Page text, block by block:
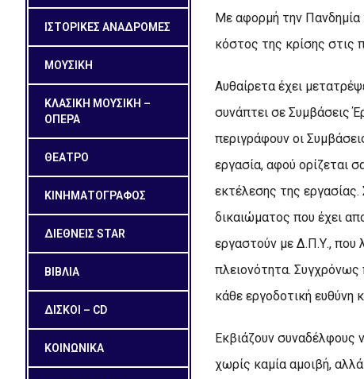
ΙΣΤΟΡΙΚΕΣ ΑΝΑΔΡΟΜΕΣ
ΜΟΥΣΙΚΗ
ΚΛΑΣΙΚΗ ΜΟΥΣΙΚΗ –
ΟΠΕΡΑ
ΘΕΑΤΡΟ
ΚΙΝΗΜΑΤΟΓΡΑΦΟΣ
ΔΙΕΘΝΕΙΣ STAR
ΒΙΒΛΙΑ
ΔΙΣΚΟΙ – CD
ΚΟΙΝΩΝΙΚΑ
Με αφορμή την Πανδημία
κόστος της κρίσης
Αυθαίρετα έχει
συνάπτει σε Συμβάσεις
περιγράφουν οι
εργασία, αφού ορίζεται
εκτέλεσης της
δικαιώματος που έχει
εργαστούν με Δ.Π.Υ., που
πλειονότητα.
κάθε εργοδοτική ευθύνη
Εκβιάζουν συναδέλφους
χωρίς καμία αμοιβή,